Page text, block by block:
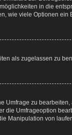
in die
wie viele Optionen
als zugelassen zu
Umfrage zu
die Umfrageoption
Manipulation von